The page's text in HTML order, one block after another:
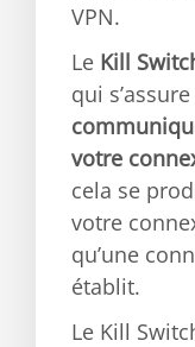
VPN.
Le Kill
qui
votre
cela se
votre
qu’une
établit.
Le Kill